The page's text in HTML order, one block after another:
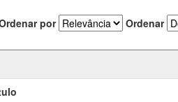
por Ordenar